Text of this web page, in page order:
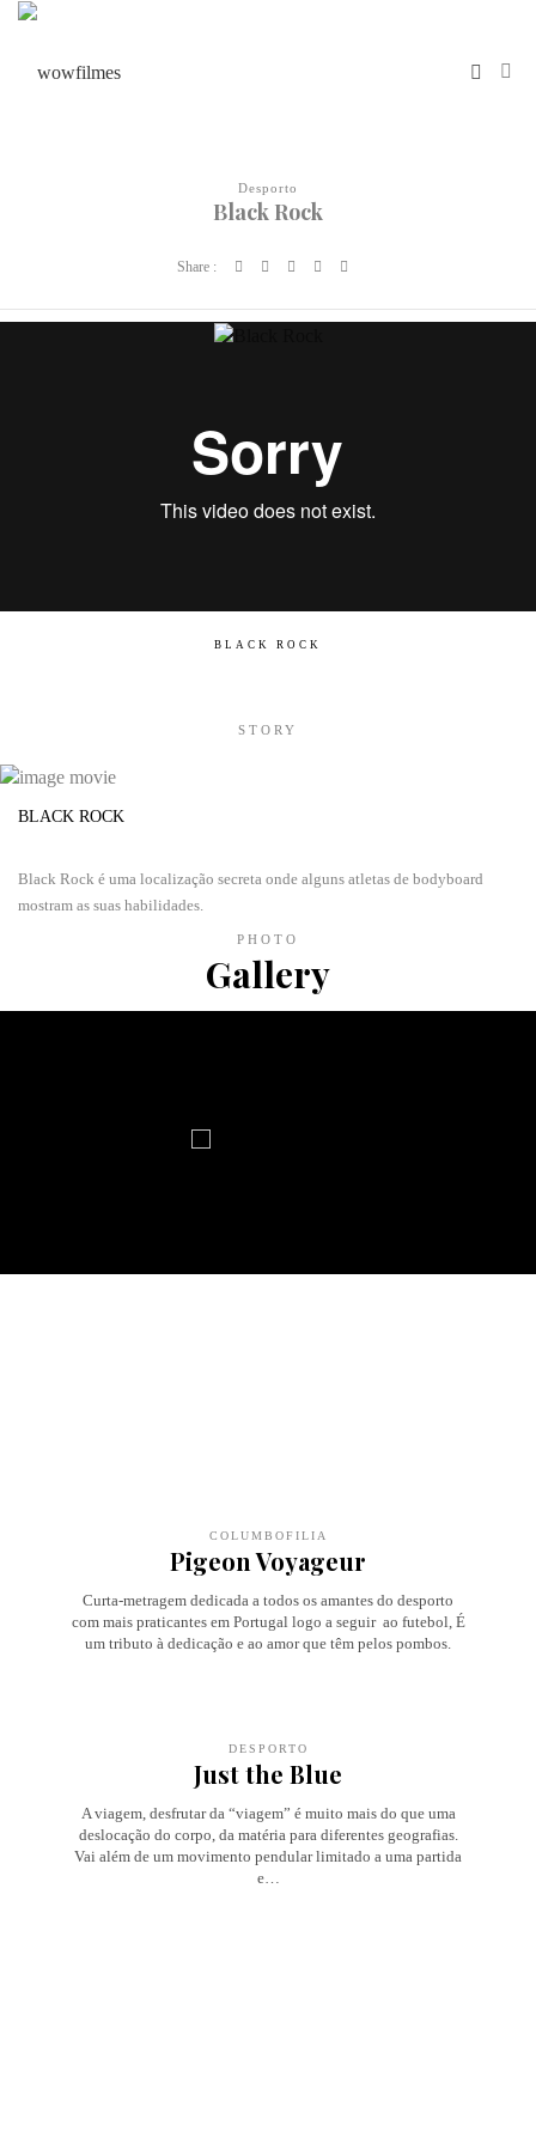
Desporto
Black Rock
Share :
BLACK ROCK
STORY
BLACK ROCK
Black Rock é uma localização secreta onde alguns atletas de bodyboard
mostram as suas habilidades.
PHOTO
Gallery
COLUMBOFILIA
Pigeon Voyageur
Curta-metragem dedicada a todos os amantes do desporto
com mais praticantes em Portugal logo a seguir ao futebol, É
um tributo à dedicação e ao amor que têm pelos pombos.
DESPORTO
Just the Blue
A viagem, desfrutar da “viagem” é muito mais do que uma
deslocação do corpo, da matéria para diferentes geografias.
Vai além de um movimento pendular limitado a uma partida
e…